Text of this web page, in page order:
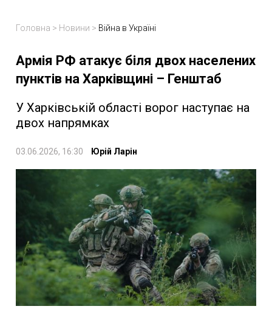
Головна > Новини > Війна в Україні
Армія РФ атакує біля двох населених
пунктів на Харківщині – Генштаб
У Харківській області ворог наступає на
двох напрямках
03.06.2026, 16:30 Юрій Ларін